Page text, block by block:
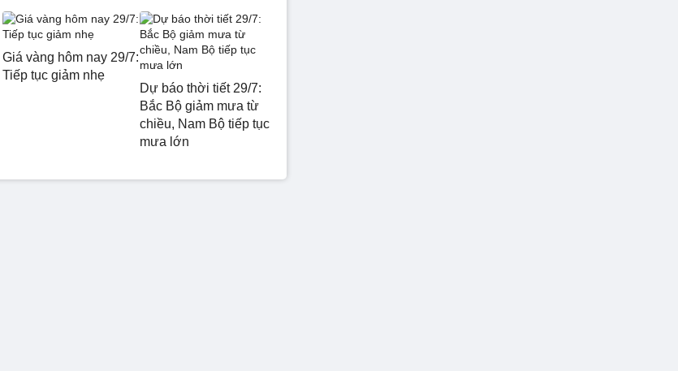
Giá vàng hôm nay 29/7:
Tiếp tục giảm nhẹ
Dự báo thời tiết 29/7:
Bắc Bộ giảm mưa từ
chiều, Nam Bộ tiếp tục
mưa lớn